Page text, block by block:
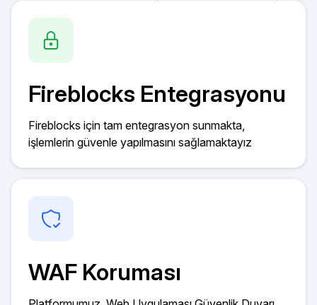
Fireblocks Entegrasyonu
Fireblocks için tam entegrasyon sunmakta,
işlemlerin güvenle yapılmasını sağlamaktayız
WAF Koruması